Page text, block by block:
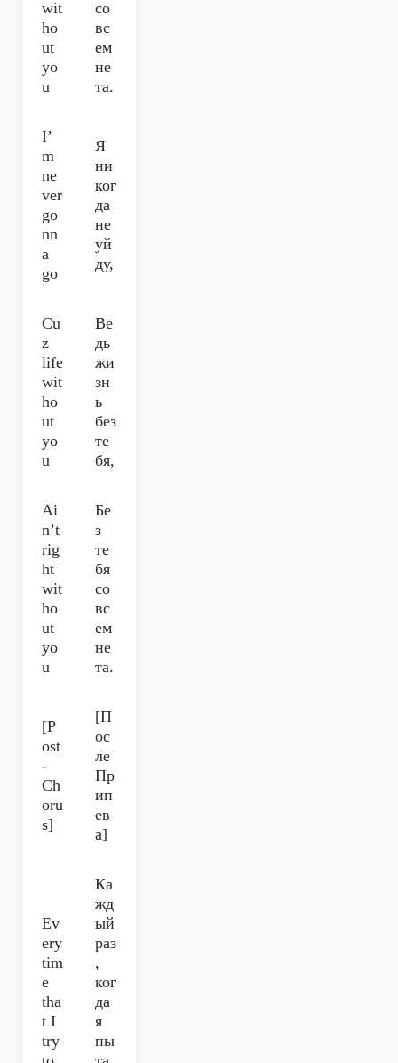
wit
ho
ut
yo
u
со
вс
ем
не
та.
I’
m
ne
ver
go
nn
a
go
Я
ни
ког
да
не
уй
ду,
Cu
z
life
wit
ho
ut
yo
u
Ве
дь
жи
зн
ь
без
те
бя,
Ai
n’t
rig
ht
wit
ho
ut
yo
u
Бе
з
те
бя
со
вс
ем
не
та.
[P
ost
-
Ch
oru
s]
[П
ос
ле
Пр
ип
ев
а]
Ev
ery
tim
e
tha
t I
try
Ка
жд
ый
раз
,
ког
да
я
пы